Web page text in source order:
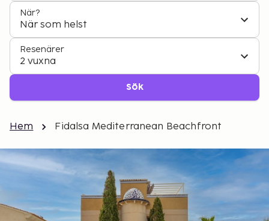
När?
När som helst
Resenärer
2 vuxna
Sök
Hem Fidalsa Mediterranean Beachfront